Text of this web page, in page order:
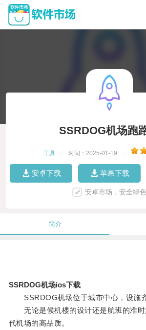
SSRDOG机场跑
工具 时间：2025-01-19
安卓下载 苹果下载
安卓市场，安全绿色
简介
SSRDOG机场ios下载
SSRDOG机场位于城市中心，设施齐
无论是候机楼的设计还是航班的准时
代机场的高品质。